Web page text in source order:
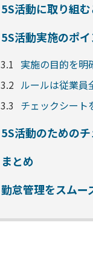
5S活動に取り組
5S活動実施のポイ
3.1 実施の目的を明
3.2 ルールは従業員
3.3 チェックシート
5S活動のための
まとめ
勤怠管理をスム